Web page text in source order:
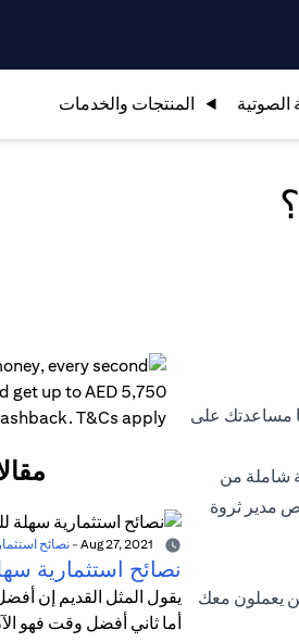
الصوتية المنتجات والخدمات
مساعدتك على
شاملة من
مدير ثروة
يعملون معك
-نصائح
نصائح استثمارية
أما ثاني أفضل وقت فهو